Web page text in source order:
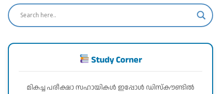
Study Corner
മികച്ച പരീക്ഷാ സഹായികൾ ഇപ്പോൾ ഡിസ്കൗണ്ടിൽ